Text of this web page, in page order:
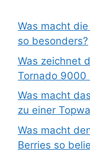
Was macht
so besonders?
Was zeichnet
Tornado 9000
Was macht
zu einer
Was macht
Berries so